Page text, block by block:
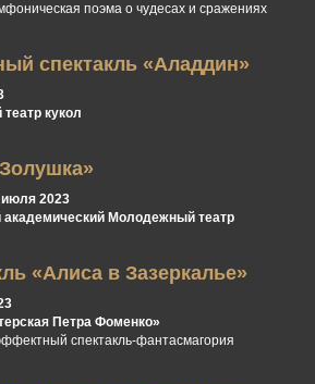
поэма о чудесах и сражениях
спектакль «Аладдин»
кукол
июля 2023
академический Молодежный театр
«Алиса в Зазеркалье»
Петра Фоменко»
спектакль-фантасмагория